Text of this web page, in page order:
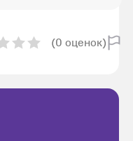
(0 оценок)